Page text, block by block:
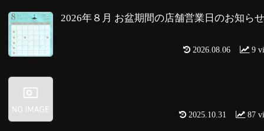
2026年８月 お盆期間の店舗営業日のお知らせ
9
2026.08.06
87
2025.10.31